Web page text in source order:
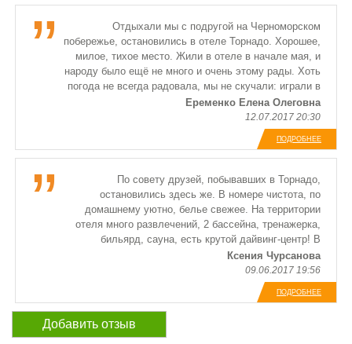
Можно заняться дайвингом, на любой вкус и кошелек.
Отдыхали мы с подругой на Черноморском
побережье, остановились в отеле Торнадо. Хорошее,
милое, тихое место. Жили в отеле в начале мая, и
народу было ещё не много и очень этому рады. Хоть
погода не всегда радовала, мы не скучали: играли в
бильярд, в игровые автоматы. У нас был настоящий
пассивный отдых, чего мы и хотели с подругой.
Сотрудники отеля внимательные и приятные люди,
помогли с выбором экскурсии, и вообще всегда шли
на встречу, если вдруг что то вдруг понадобилось бы
нам. Номер хороший, чистый и опрятный. Кормили
тоже неплохо, вкусно, сытно, нам понравились супы,
ароматные такие! В общем всем остались довольны!
Еременко Елена Олеговна
12.07.2017 20:30
ПОДРОБНЕЕ
По совету друзей, побывавших в Торнадо,
остановились здесь же. В номере чистота, по
домашнему уютно, белье свежее. На территории
отеля много развлечений, 2 бассейна, тренажерка,
бильярд, сауна, есть крутой дайвинг-центр! В
стоимость номера входит завтрак в ресторане
неподалеку, также имеется своя столовая, на всякий
случай. Персонал внимательный и дружелюбный, за
время отдыха никаких проблем не возникало, не
пожалели, что остановились здесь!
Ксения Чурсанова
09.06.2017 19:56
ПОДРОБНЕЕ
Добавить отзыв